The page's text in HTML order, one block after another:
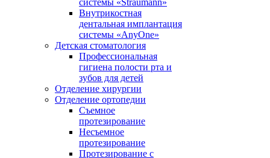
системы «Straumann»
Внутрикостная
дентальная имплантация
системы «AnyOne»
Детская стоматология
Профессиональная
гигиена полости рта и
зубов для детей
Отделение хирургии
Отделение ортопедии
Съемное
протезирование
Несъемное
протезирование
Протезирование с